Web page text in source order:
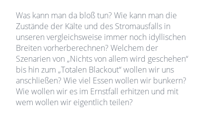
Was kann man da bloß tun? Wie kann man die
Zustände der Kälte und des Stromausfalls in
unseren vergleichsweise immer noch idyllischen
Breiten vorherberechnen? Welchem der
Szenarien von „Nichts von allem wird geschehen“
bis hin zum „Totalen Blackout“ wollen wir uns
anschließen? Wie viel Essen wollen wir bunkern?
Wie wollen wir es im Ernstfall erhitzen und mit
wem wollen wir eigentlich teilen?